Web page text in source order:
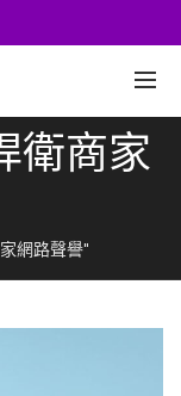
衛商家
網路聲譽"